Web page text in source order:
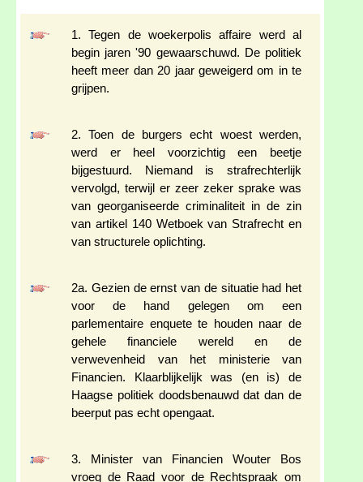
1. Tegen de woekerpolis affaire werd al
begin jaren '90 gewaarschuwd. De politiek
heeft meer dan 20 jaar geweigerd om in te
grijpen.
2. Toen de burgers echt woest werden,
werd er heel voorzichtig een beetje
bijgestuurd. Niemand is strafrechterlijk
vervolgd, terwijl er zeer zeker sprake was
van georganiseerde criminaliteit in de zin
van artikel 140 Wetboek van Strafrecht en
van structurele oplichting.
2a. Gezien de ernst van de situatie had het
voor de hand gelegen om een
parlementaire enquete te houden naar de
gehele financiele wereld en de
verwevenheid van het ministerie van
Financien. Klaarblijkelijk was (en is) de
Haagse politiek doodsbenauwd dat dan de
beerput pas echt opengaat.
3. Minister van Financien Wouter Bos
vroeg de Raad voor de Rechtspraak om